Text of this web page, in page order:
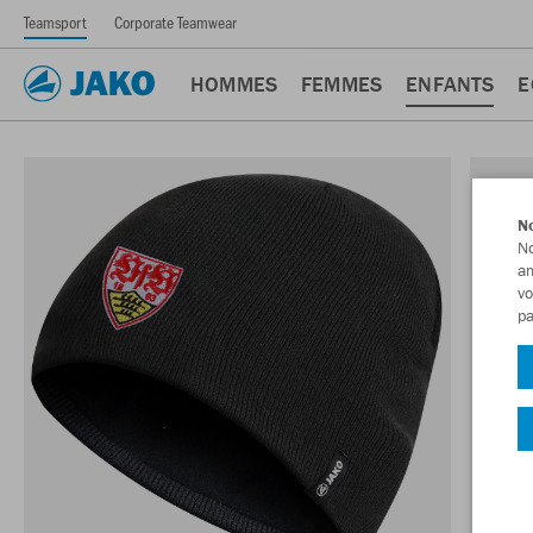
Teamsport Corporate Teamwear
HOMMES FEMMES ENFANTS